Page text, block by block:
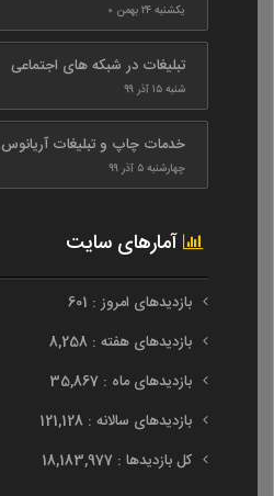
یکشنبه ۲۴ بهمن ۰
تبلیغات در شبکه های اجتماعی
شنبه ۱۵ آذر ۹۹
خدمات چاپ و تبلیغات آریانوس
چهارشنبه ۵ آذر ۹۹
آمارهای سایت
بازدیدهای امروز : 601
بازدیدهای هفته : 8,258
بازدیدهای ماه : 35,867
بازدیدهای سالانه : 121,128
کل بازدیدها : 18,183,977